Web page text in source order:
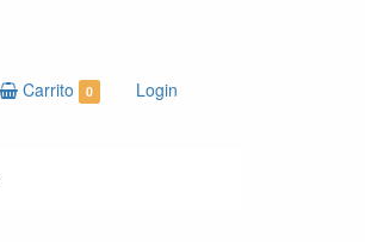
Carrito 0 Login